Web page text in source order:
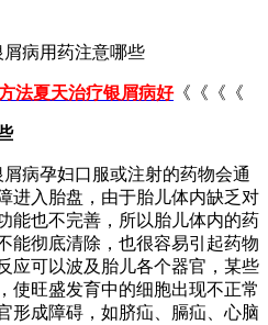
法夏天治疗银屑病好《《《《
病孕妇口服或注射的药物会通
进入胎盘，由于胎儿体内缺乏对
能也不完善，所以胎儿体内的药
能彻底清除，也很容易引起药物
应可以波及胎儿各个器官，某些
使旺盛发育中的细胞出现不正常
形成障碍，如脐疝、膈疝、心脑